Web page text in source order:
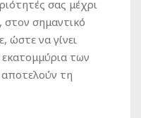
σας μέχρι
στον σημαντικό
ώστε να γίνει
των
τη